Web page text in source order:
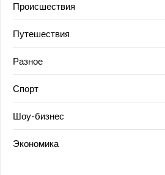
Происшествия
Путешествия
Разное
Спорт
Шоу-бизнес
Экономика